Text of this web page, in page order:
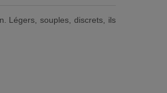
Légers, souples, discrets, ils